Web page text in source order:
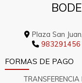
Plaza San
983291456
FORMAS DE PAGO